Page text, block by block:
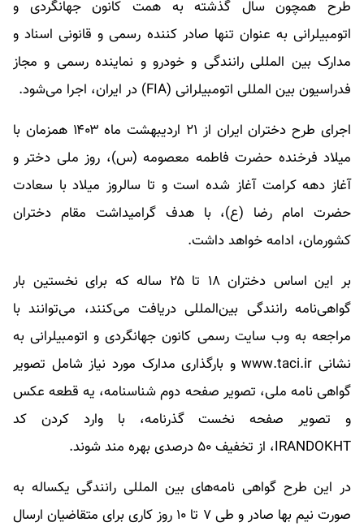
طرح همچون سال گذشته به همت کانون جهانگردی و
اتومبیلرانی به عنوان تنها صادر کننده رسمی و قانونی اسناد و
مدارک بین المللی رانندگی و خودرو و نماینده رسمی و مجاز
فدراسیون بین المللی اتومبیلرانی (FIA) در ایران، اجرا می‌شود.
اجرای طرح دختران ایران از ۲۱ اردیبهشت ماه ۱۴۰۳ همزمان با
میلاد فرخنده حضرت فاطمه معصومه (س)، روز ملی دختر و
آغاز دهه کرامت آغاز شده است و تا سالروز میلاد با سعادت
حضرت امام رضا (ع)، با هدف گرامیداشت مقام دختران
کشورمان، ادامه خواهد داشت.
بر این اساس دختران ۱۸ تا ۲۵ ساله که برای نخستین بار
گواهی‌نامه رانندگی بین‌المللی دریافت می‌کنند، می‌توانند با
مراجعه به وب سایت رسمی کانون جهانگردی و اتومبیلرانی به
نشانی www.taci.ir و بارگذاری مدارک مورد نیاز شامل تصویر
گواهی نامه ملی، تصویر صفحه دوم شناسنامه، یه قطعه عکس
و تصویر صفحه نخست گذرنامه، با وارد کردن کد
IRANDOKHT، از تخفیف ۵۰ درصدی بهره مند شوند.
در این طرح گواهی نامه‌های بین المللی رانندگی یکساله به
صورت نیم بها صادر و طی ۷ تا ۱۰ روز کاری برای متقاضیان ارسال